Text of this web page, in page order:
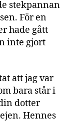
stekpannan
För en
hade gått
inte gjort
att jag var
bara står i
dotter
Hennes